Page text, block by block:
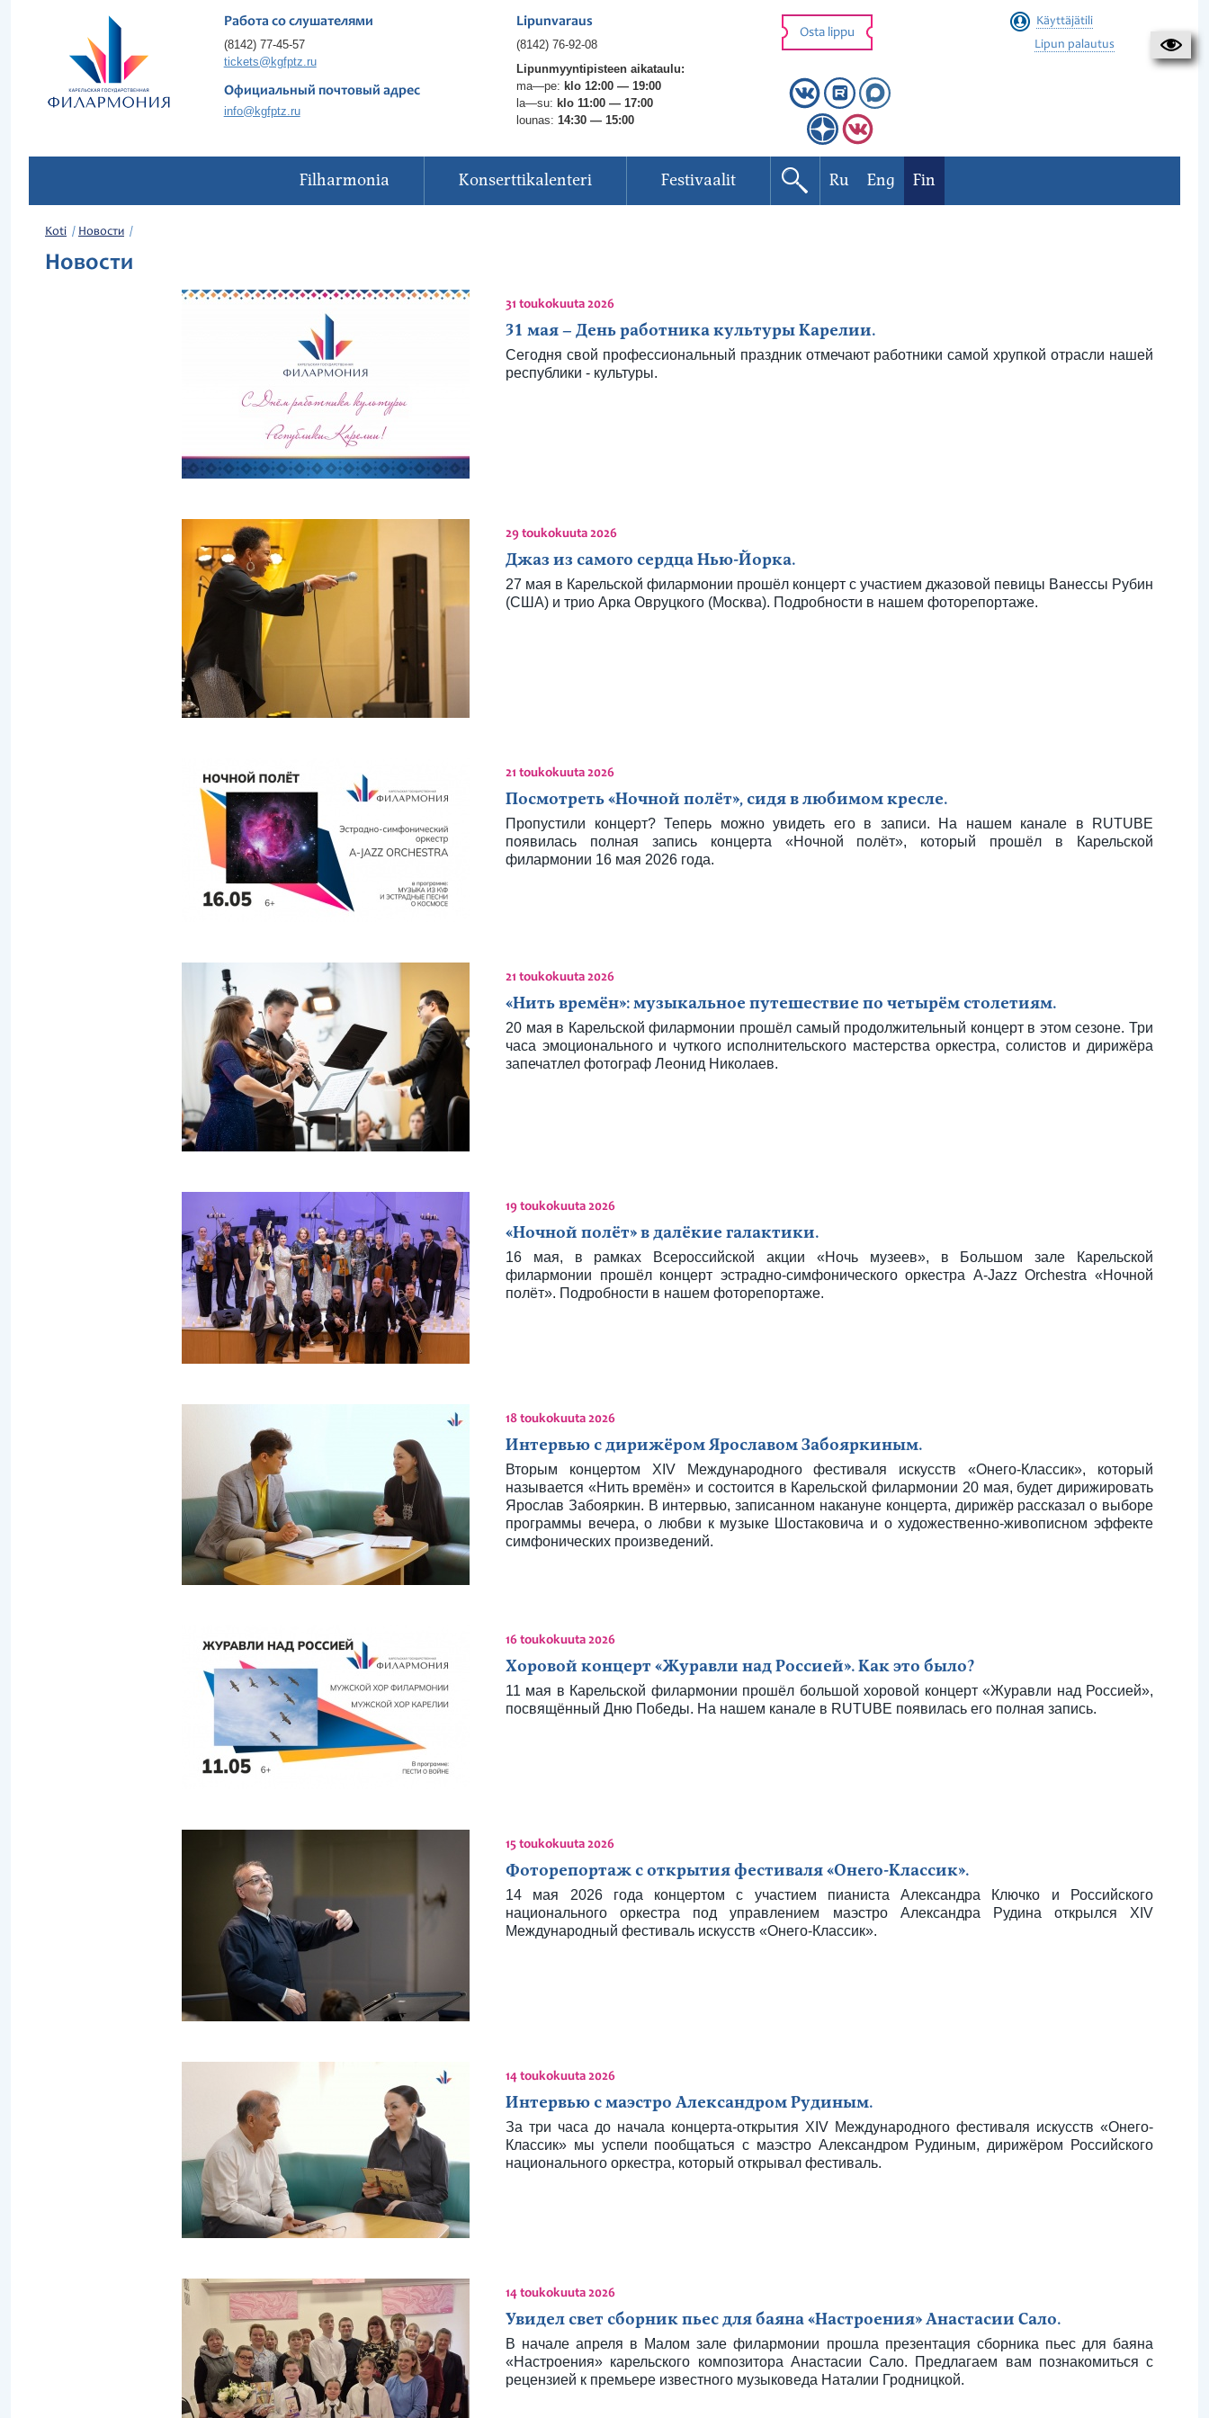
Работа со слушателями
(8142) 77-45-57
tickets@kgfptz.ru
Официальный почтовый адрес
info@kgfptz.ru
Lipunvaraus
(8142) 76-92-08
Lipunmyyntipisteen aikataulu:
ma—pe: klo 12:00 — 19:00
la—su: klo 11:00 — 17:00
lounas: 14:30 — 15:00
Osta lippu
Käyttäjätili
Lipun palautus
Filharmonia Konserttikalenteri Festivaalit Ru Eng Fin
Koti Новости
Новости
31 toukokuuta 2026
31 мая – День работника культуры Карелии.
Сегодня свой профессиональный праздник отмечают работники самой хрупкой отрасли нашей
республики - культуры.
29 toukokuuta 2026
Джаз из самого сердца Нью-Йорка.
27 мая в Карельской филармонии прошёл концерт с участием джазовой певицы Ванессы Рубин
(США) и трио Арка Овруцкого (Москва). Подробности в нашем фоторепортаже.
21 toukokuuta 2026
Посмотреть «Ночной полёт», сидя в любимом кресле.
Пропустили концерт? Теперь можно увидеть его в записи. На нашем канале в RUTUBE
появилась полная запись концерта «Ночной полёт», который прошёл в Карельской
филармонии 16 мая 2026 года.
21 toukokuuta 2026
«Нить времён»: музыкальное путешествие по четырём столетиям.
20 мая в Карельской филармонии прошёл самый продолжительный концерт в этом сезоне. Три
часа эмоционального и чуткого исполнительского мастерства оркестра, солистов и дирижёра
запечатлел фотограф Леонид Николаев.
19 toukokuuta 2026
«Ночной полёт» в далёкие галактики.
16 мая, в рамках Всероссийской акции «Ночь музеев», в Большом зале Карельской
филармонии прошёл концерт эстрадно-симфонического оркестра A-Jazz Orchestra «Ночной
полёт». Подробности в нашем фоторепортаже.
18 toukokuuta 2026
Интервью с дирижёром Ярославом Забояркиным.
Вторым концертом XIV Международного фестиваля искусств «Онего-Классик», который
называется «Нить времён» и состоится в Карельской филармонии 20 мая, будет дирижировать
Ярослав Забояркин. В интервью, записанном накануне концерта, дирижёр рассказал о выборе
программы вечера, о любви к музыке Шостаковича и о художественно-живописном эффекте
симфонических произведений.
16 toukokuuta 2026
Хоровой концерт «Журавли над Россией». Как это было?
11 мая в Карельской филармонии прошёл большой хоровой концерт «Журавли над Россией»,
посвящённый Дню Победы. На нашем канале в RUTUBE появилась его полная запись.
15 toukokuuta 2026
Фоторепортаж с открытия фестиваля «Онего-Классик».
14 мая 2026 года концертом с участием пианиста Александра Ключко и Российского
национального оркестра под управлением маэстро Александра Рудина открылся XIV
Международный фестиваль искусств «Онего-Классик».
14 toukokuuta 2026
Интервью с маэстро Александром Рудиным.
За три часа до начала концерта-открытия XIV Международного фестиваля искусств «Онего-
Классик» мы успели пообщаться с маэстро Александром Рудиным, дирижёром Российского
национального оркестра, который открывал фестиваль.
14 toukokuuta 2026
Увидел свет сборник пьес для баяна «Настроения» Анастасии Сало.
В начале апреля в Малом зале филармонии прошла презентация сборника пьес для баяна
«Настроения» карельского композитора Анастасии Сало. Предлагаем вам познакомиться с
рецензией к премьере известного музыковеда Наталии Гродницкой.